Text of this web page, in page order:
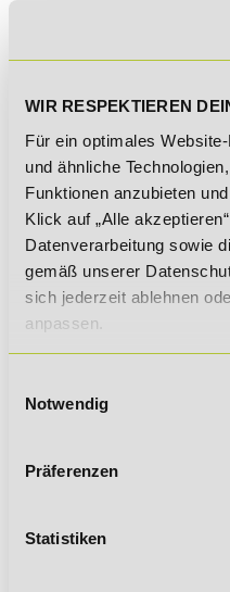
WIR RESPEKTIEREN
Für ein optimales
und ähnliche
Funktionen anzubieten
Klick auf „Alle
Datenverarbeitung sowie
gemäß unserer
sich jederzeit ablehnen
anpassen.
Notwendig
Präferenzen
Statistiken